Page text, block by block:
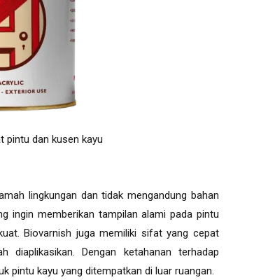
pintu dan kusen kayu
lingkungan dan tidak mengandung bahan
ingin memberikan tampilan alami pada pintu
Biovarnish juga memiliki sifat yang cepat
diaplikasikan. Dengan ketahanan terhadap
pintu kayu yang ditempatkan di luar ruangan.